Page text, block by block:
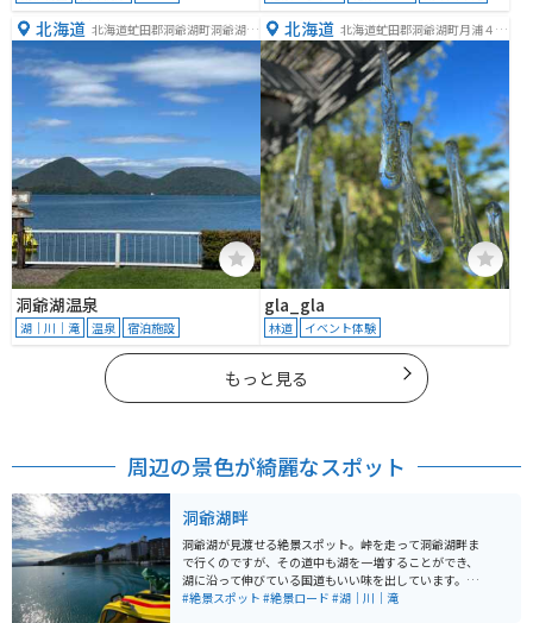
北海道 北海道虻田郡洞爺湖町洞爺湖温
洞爺湖温泉
湖｜川｜滝 温泉 宿泊施設
北海道 北海道虻田郡洞爺湖町月浦４４
−５１７
gla_gla
林道 イベント体験
もっと見る
周辺の景色が綺麗なスポット
洞爺湖畔
洞爺湖が見渡せる絶景スポット。峠を走って洞爺湖畔ま
で行くのですが、その道中も湖を一増することができ、
湖に沿って伸びている国道もいい味を出しています。周
りは森で囲まれているので、一息つくには絶好の場所。
#絶景スポット #絶景ロード #湖｜川｜滝